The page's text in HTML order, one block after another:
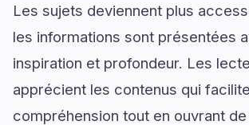
Les sujets deviennent plus
les informations sont présentées
inspiration et profondeur. Les
apprécient les contenus qui
compréhension tout en ouvrant